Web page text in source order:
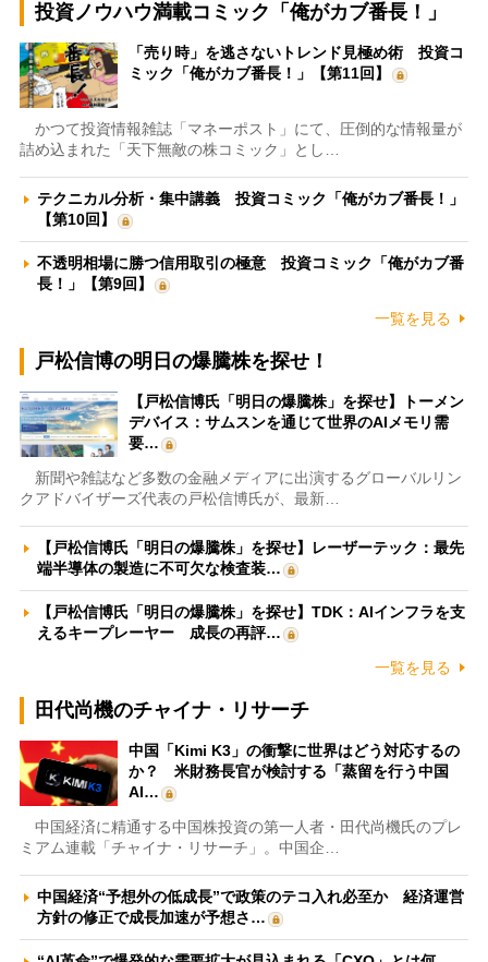
投資ノウハウ満載コミック「俺がカブ番長！」
「売り時」を逃さないトレンド見極め術 投資コ
ミック「俺がカブ番長！」【第11回】
かつて投資情報雑誌「マネーポスト」にて、圧倒的な情報量が
詰め込まれた「天下無敵の株コミック」とし…
テクニカル分析・集中講義 投資コミック「俺がカブ番長！」
【第10回】
不透明相場に勝つ信用取引の極意 投資コミック「俺がカブ番
長！」【第9回】
一覧を見る
戸松信博の明日の爆騰株を探せ！
【戸松信博氏「明日の爆騰株」を探せ】トーメン
デバイス：サムスンを通じて世界のAIメモリ需
要…
新聞や雑誌など多数の金融メディアに出演するグローバルリン
クアドバイザーズ代表の戸松信博氏が、最新…
【戸松信博氏「明日の爆騰株」を探せ】レーザーテック：最先
端半導体の製造に不可欠な検査装…
【戸松信博氏「明日の爆騰株」を探せ】TDK：AIインフラを支
えるキープレーヤー 成長の再評…
一覧を見る
田代尚機のチャイナ・リサーチ
中国「Kimi K3」の衝撃に世界はどう対応するの
か？ 米財務長官が検討する「蒸留を行う中国
AI…
中国経済に精通する中国株投資の第一人者・田代尚機氏のプレ
ミアム連載「チャイナ・リサーチ」。中国企…
中国経済“予想外の低成長”で政策のテコ入れ必至か 経済運営
方針の修正で成長加速が予想さ…